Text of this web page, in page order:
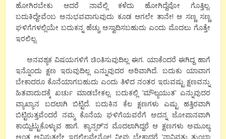
ಹೋಗಿರಬೇಕು ಆದರೆ ನಾವೆಲ್ಲಿ ಕಳೆದು ಹೋಗಿದ್ದೆವೋ ಗೊತ್ತಿಲ್ಲ.
ಬದುಕಿದ್ದೇವೆಂಬ ಅನುಭವವಾಗುವುದು ಕೂಡ ಆಗಲೇ ತಾನೇ! ಆ ಸಣ್ಣ ಸಣ್ಣ
ಘಳಿಗೆಗಳಲ್ಲಿಯೇ ಬದುಕನ್ನ ಹೆಚ್ಚು ಅಸ್ವಾದಿಸಬಹುದು ಎಂದು ಮೊದಲು ಗೊತ್ತೇ
ಇರಲಿಲ್ಲ.
ಅನವಶ್ಯಕ ವಿಷಯಗಳಿಗೆ ಚಿಂತಿಸುವುದಿಲ್ಲ ಈಗ. ಯಾಕೆಂದರೆ ಈಗಿದ್ದ ಹಾಗೆ
ಇನ್ನೊಂದು ಕ್ಷಣ ಇರುವುದಿಲ್ಲ ಎನ್ನುವುದರ ಅರಿವಾಗಿದೆ. ಬದುಕು ಯಾವಾಗ
ಬೇಕಾದರೂ ಕೊನೆಯಾಗಬಹುದು ಎಂದು ತಿಳಿದ ನಂತರ ಇರುವಷ್ಟು ಕ್ಷಣವನ್ನು
ಹಿತವಾದುದಕ್ಕೆ ಖರ್ಚು ಮಾಡಬೇಕಲ್ಲ. ಬದುಕಲ್ಲಿ ’ಮೌಲ್ಯಯುತ’ ಎನ್ನುವುದರ
ವ್ಯಾಖ್ಯಾನ ಬದಲಾಗಿ ಬಿಟ್ಟಿದೆ. ಬದುಕಿನ ಕೆಲ ಕ್ಷಣಗಳು ಎಷ್ಟು ಹತ್ತಿರವಾಗಿ
ಬಿಟ್ಟಿರುತ್ತವೆಂದರೆ ನಮ್ಮ ಕೊನೆಯ ಘಳಿಗೆಯವರೆಗೆ ಅದನ್ನ ಜೋಪಾನವಾಗಿ
ಕಾಯ್ದಿಟ್ಟುಕೊಳ್ಳುವ ಹಾಗೆ. ಕ್ಯಾನ್ಸರ್’ನ ಮೊದಲಾಗಿದ್ದರೆ ಆ ಕ್ಷಣಗಳು ಅಮೂಲ್ಯ
ಅಂತ ಅನಿಸುತ್ತಲೇ ಇರಲಿಲ್ಲವೇನೋ! ನೀವು ಬೇಕಾದರೆ ’ನಾನಿವತ್ತು ತುಂಬಾ